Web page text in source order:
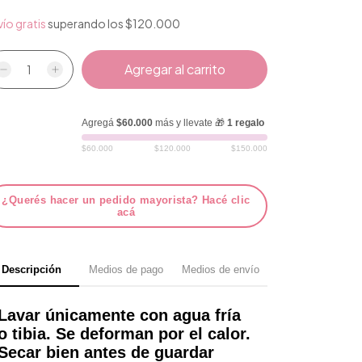
gratissuperando los$120.000
Agregá $60.000 más y llevate 🎁 1 regalo
$60.000 $120.000 $150.000
¿Querés hacer un pedido mayorista? Hacé clic
acá
Descripción Medios de pago Medios de envío
únicamente con agua fría
tibia. Se deforman por el calor.
bien antes de guardar